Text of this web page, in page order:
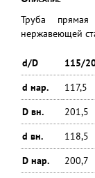
Труба
нержавеющей
d/D 115/
d нар.
117,5
D вн.
201,5
d вн.
118,5
D нар.
200,7